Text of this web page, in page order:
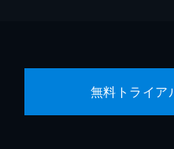
無料トライア